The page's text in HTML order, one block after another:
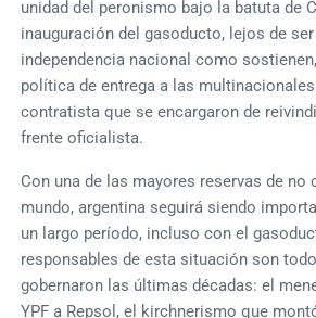
unidad del peronismo bajo la batuta de
inauguración del gasoducto, lejos de
independencia nacional como
política de entrega a las
contratista que se encargaron de
frente oficialista.
Con una de las mayores reservas de no
mundo, argentina seguirá siendo
un largo período, incluso con el
responsables de esta situación son
gobernaron las últimas décadas: el
YPF a Repsol, el kirchnerismo que